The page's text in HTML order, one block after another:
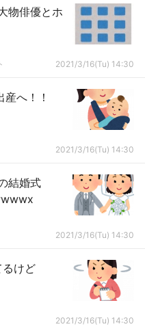
物俳優とホ
2021/3/16(Tu) 14:30
産へ！！
2021/3/16(Tu) 14:30
結婚式
2021/3/16(Tu) 14:30
けど
2021/3/16(Tu) 14:30